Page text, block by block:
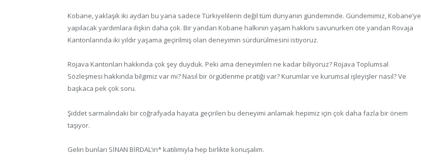
Kobane, yaklaşık iki aydan bu yana sadece Türkiyelilerin değil tüm dünyanın gündeminde. Gündemimiz, Kobane’ye
yapılacak yardımlara ilişkin daha çok. Bir yandan Kobane halkının yaşam hakkını savunurken öte yandan Rovaja
Kantonlarında iki yıldır yaşama geçirilmiş olan deneyimin sürdürülmesini istiyoruz.
Rojava Kantonları hakkında çok şey duyduk. Peki ama deneyimleri ne kadar biliyoruz? Rojava Toplumsal
Sözleşmesi hakkında bilgimiz var mı? Nasıl bir örgütlenme pratiği var? Kurumlar ve kurumsal işleyişler nasıl? Ve
başkaca pek çok soru.
Şiddet sarmalındaki bir coğrafyada hayata geçirilen bu deneyimi anlamak hepimiz için çok daha fazla bir önem
taşıyor.
Gelin bunları SİNAN BİRDAL’ın* katılımıyla hep birlikte konuşalım.